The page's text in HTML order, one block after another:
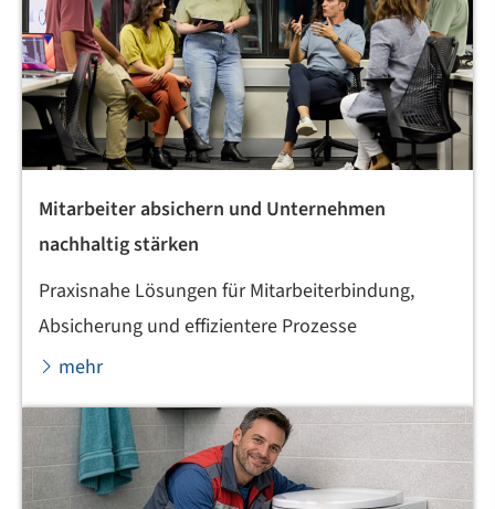
Mitarbeiter absichern und Unternehmen
nachhaltig stärken
Praxisnahe Lösungen für Mitarbeiterbindung,
Absicherung und effizientere Prozesse
mehr